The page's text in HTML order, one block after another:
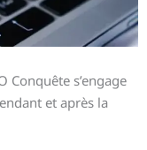
s’engage
et après la